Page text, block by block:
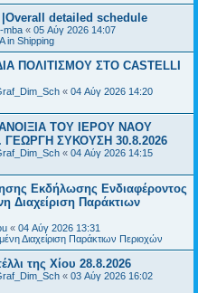
detailed schedule
mba « 05 Αύγ 2026 14:07
in Shipping
ΠΟΛΙΤΙΣΜΟΥ ΣΤΟ CASTELLI
« 04 Αύγ 2026 14:20
ΤΟΥ ΙΕΡΟΥ ΝΑΟΥ
ΣΥΚΟΥΣΗ 30.8.2026
« 04 Αύγ 2026 14:15
Εκδήλωσης Ενδιαφέροντος
Διαχείριση Παράκτιων
« 04 Αύγ 2026 13:31
Διαχείριση Παράκτιων Περιοχών
της Χίου 28.8.2026
« 03 Αύγ 2026 16:02